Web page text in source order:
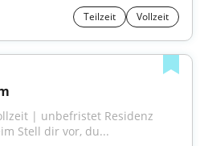
Teilzeit Vollzeit
| unbefristet Residenz
Stell dir vor, du...